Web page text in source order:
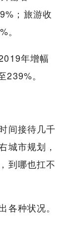
；旅游收
。
年增幅
。
间接待几千
城市规划，
到哪也扛不
各种状况。